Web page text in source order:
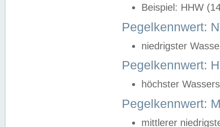
Beispiel: HHW
Pegelkennwert:
niedrigster
Pegelkennwert:
höchster
Pegelkennwert:
mittlerer